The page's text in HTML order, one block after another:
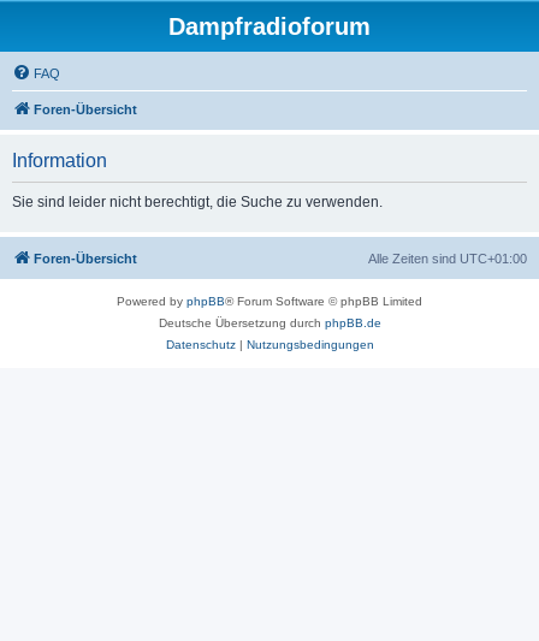
Dampfradioforum
FAQ
Foren-Übersicht
Information
Sie sind leider nicht berechtigt, die Suche zu verwenden.
Foren-Übersicht Alle Zeiten sind UTC+01:00
Powered by phpBB® Forum Software © phpBB Limited
Deutsche Übersetzung durch phpBB.de
Datenschutz| Nutzungsbedingungen